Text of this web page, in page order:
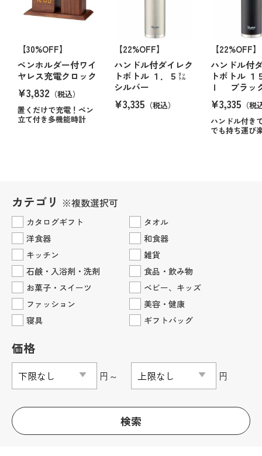
【30%OFF】
ペンホルダー付ワイ
ヤレス充電クロック
¥3,832 （税込）
置くだけで充電！ペン
立て付き多機能時計
【22%OFF】
ハンドル付ダイレク
トボトル １．５㍑
シルバー
¥3,335 （税込）
【22%OFF】
ハンドル付
トボトル １
ｌ ブラッ
¥3,335 （税
ハンドル付き
でも持ち運び
カテゴリ ※複数選択可
カタログギフト
タオル
洋食器
和食器
キッチン
雑貨
石鹸・入浴剤・洗剤
食品・飲み物
お菓子・スイーツ
ベビー、キッズ
ファッション
美容・健康
寝具
ギフトバッグ
価格
円～ 円
検索